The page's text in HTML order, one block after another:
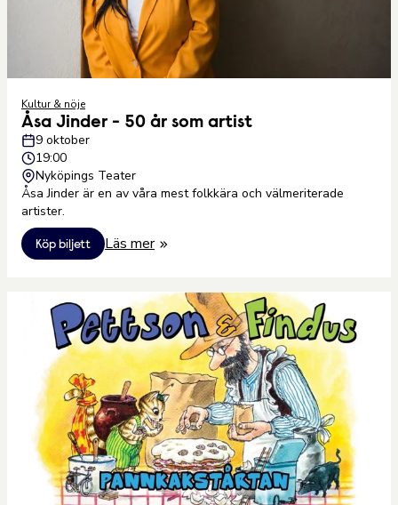
Kultur & nöje
Åsa Jinder - 50 år som artist
9 oktober
19:00
Nyköpings Teater
Åsa Jinder är en av våra mest folkkära och välmeriterade
artister.
Köp biljett Läs mer